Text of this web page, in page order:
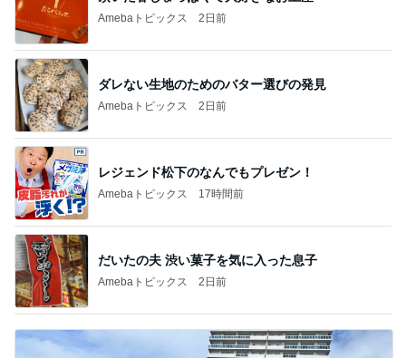
Amebaトピックス 2日前
ダレない生地のためのバター選びの発見
Amebaトピックス 2日前
レジェンド松下のなんでもプレゼン！
Amebaトピックス 17時間前
だいたの夫 渋い菓子を気に入った息子
Amebaトピックス 2日前